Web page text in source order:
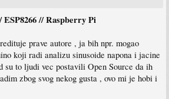
// Raspberry Pi
prave autore , ja bih npr. mogao
koji radi analizu sinusoide napona i jacine
su to ljudi vec postavili Open Source da ih
zbog svog nekog gusta , ovo mi je hobi i